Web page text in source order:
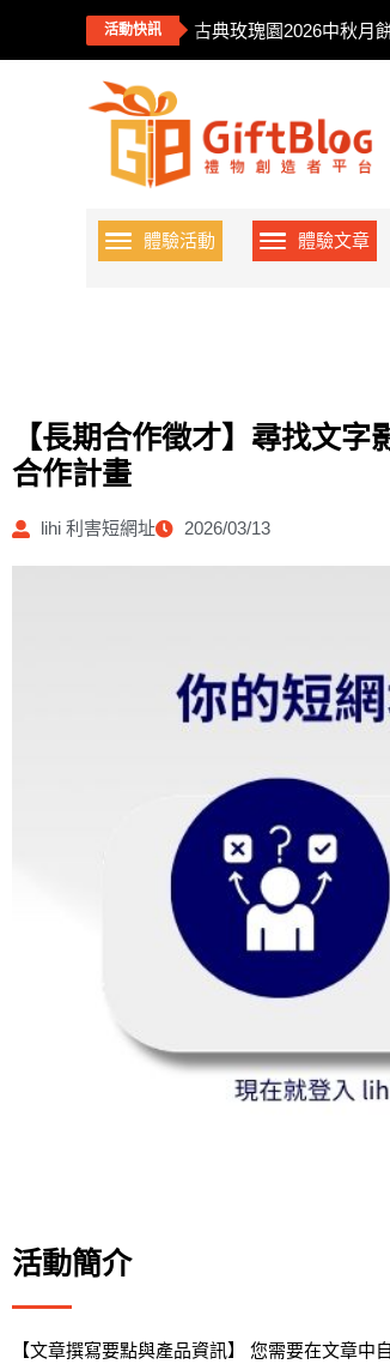
活動快訊 古典玫瑰園2026中秋月
體驗活動 體驗文章
【長期合作徵才】尋找文
合作計畫
lihi 利害短網址 2026/03/13
活動簡介
【文章撰寫要點與產品資訊】 您需要在文章